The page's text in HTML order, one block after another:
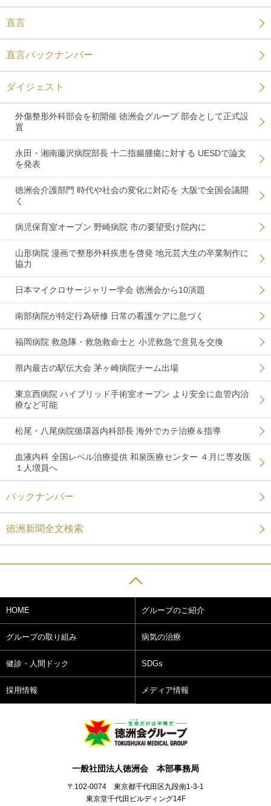
直言
直言バックナンバー
ダイジェスト
外傷整形外科部会を初開催 徳洲会グループ 部会として正式設
置
永田・湘南藤沢病院部長 十二指腸腫瘍に対する UESDで論文
を発表
徳洲会介護部門 時代や社会の変化に対応を 大阪で全国会議開
く
病児保育室オープン 野崎病院 市の要望受け院内に
山形病院 漫画で整形外科疾患を啓発 地元芸大生の卒業制作に
協力
日本マイクロサージャリー学会 徳洲会から10演題
南部病院が特定行為研修 日常の看護ケアに息づく
福岡病院 救急隊・救急救命士と 小児救急で意見を交換
県内最古の駅伝大会 茅ヶ崎病院チーム出場
東京西病院 ハイブリッド手術室オープン より安全に血管内治
療など可能
松尾・八尾病院循環器内科部長 海外でカテ治療＆指導
血液内科 全国レベル治療提供 和泉医療センター ４月に専攻医
１人増員へ
バックナンバー
徳洲新聞全文検索
HOME グループのご紹介
グループの取り組み 病気の治療
健診・人間ドック SDGs
採用情報 メディア情報
一般社団法人徳洲会 本部事務局
〒102-0074 東京都千代田区九段南1-3-1
東京堂千代田ビルディング14F